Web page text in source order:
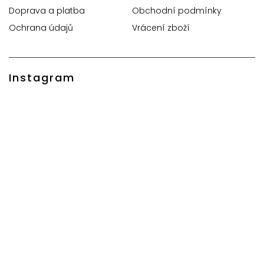
Doprava a platba
Obchodní podmínky
Ochrana údajů
Vrácení zboží
Instagram